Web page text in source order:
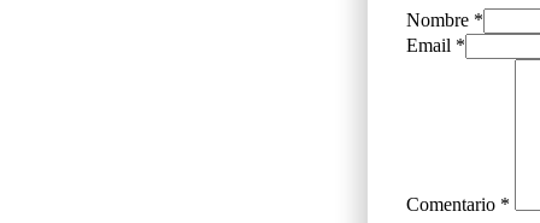
Nombre *
Email *
Comentario *